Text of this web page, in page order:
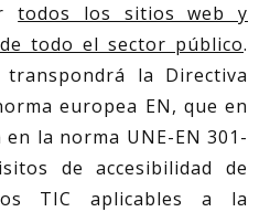
todos los sitios web y
todo el sector público.
la Directiva
europea EN, que en
la norma UNE-EN 301-
de accesibilidad de
TIC aplicables a la